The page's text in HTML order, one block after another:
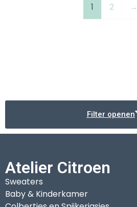
1 2 →
Filter openen
Atelier Citroen
Sweaters
Baby & Kinderkamer